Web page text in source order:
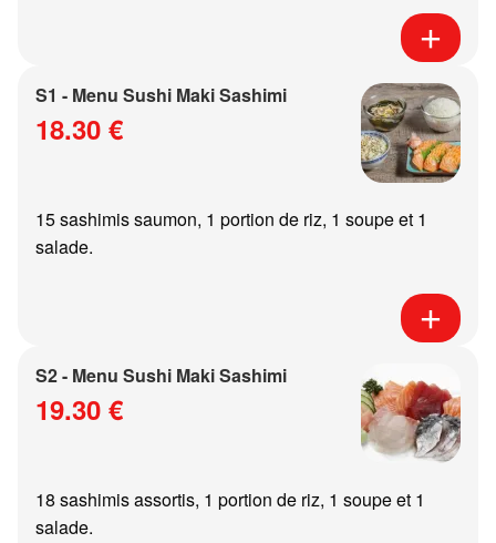
S1 - Menu Sushi Maki Sashimi
18.30 €
15 sashimis saumon, 1 portion de riz, 1 soupe et 1
salade.
S2 - Menu Sushi Maki Sashimi
19.30 €
18 sashimis assortis, 1 portion de riz, 1 soupe et 1
salade.